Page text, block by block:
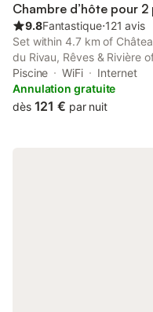
Chambre d’hôte pour 2
9.8Fantastique⋅121 avis
Set within 4.7 km of
du Rivau, Rêves & Rivière
a private bathroom in
heated pool, a garden and
Piscine WiFi
Internet
Annulation gratuite
dès 121 € par nuit